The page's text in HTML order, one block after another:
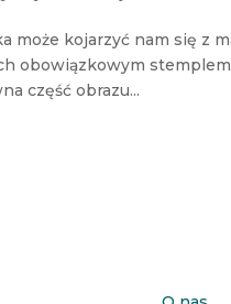
może kojarzyć nam się z
obowiązkowym
część obrazu...